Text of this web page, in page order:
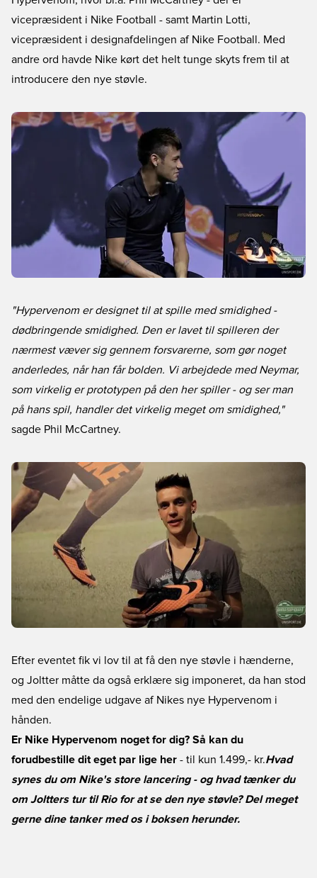
vicepræsident i Nike Football - samt Martin Lotti,
vicepræsident i designafdelingen af Nike Football. Med
andre ord havde Nike kørt det helt tunge skyts frem til at
introducere den nye støvle.
"Hypervenom er designet til at spille med smidighed -
dødbringende smidighed. Den er lavet til spilleren der
nærmest væver sig gennem forsvarerne, som gør noget
anderledes, når han får bolden. Vi arbejdede med Neymar,
som virkelig er prototypen på den her spiller - og ser man
på hans spil, handler det virkelig meget om smidighed,"
sagde Phil McCartney.
Efter eventet fik vi lov til at få den nye støvle i hænderne,
og Joltter måtte da også erklære sig imponeret, da han stod
med den endelige udgave af Nikes nye Hypervenom i
hånden.
Er Nike Hypervenom noget for dig? Så kan du
forudbestille dit eget par lige her - til kun 1.499,- kr.Hvad
synes du om Nike's store lancering - og hvad tænker du
om Joltters tur til Rio for at se den nye støvle? Del meget
gerne dine tanker med os i boksen herunder.